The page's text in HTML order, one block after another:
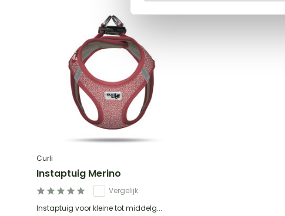
Curli
Instaptuig Merino
Vergelijk
Instaptuig voor kleine tot middelg...